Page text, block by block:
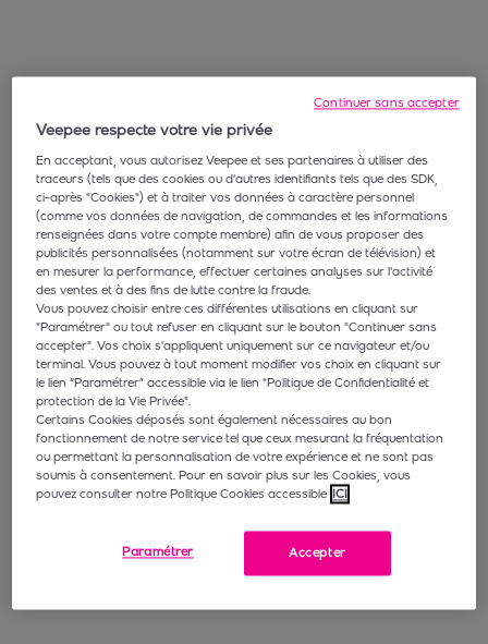
Veepee respecte votre vie privée
En acceptant, vous autorisez Veepee et ses partenaires à utiliser des
traceurs (tels que des cookies ou d'autres identifiants tels que des SDK,
ci-après "Cookies") et à traiter vos données à caractère personnel
(comme vos données de navigation, de commandes et les informations
renseignées dans votre compte membre) afin de vous proposer des
publicités personnalisées (notamment sur votre écran de télévision) et
en mesurer la performance, effectuer certaines analyses sur l'activité
des ventes et à des fins de lutte contre la fraude.
Vous pouvez choisir entre ces différentes utilisations en cliquant sur
"Paramétrer" ou tout refuser en cliquant sur le bouton "Continuer sans
accepter". Vos choix s'appliquent uniquement sur ce navigateur et/ou
terminal. Vous pouvez à tout moment modifier vos choix en cliquant sur
le lien “Paramétrer” accessible via le lien "Politique de Confidentialité et
protection de la Vie Privée".
Certains Cookies déposés sont également nécessaires au bon
fonctionnement de notre service tel que ceux mesurant la fréquentation
ou permettant la personnalisation de votre expérience et ne sont pas
soumis à consentement. Pour en savoir plus sur les Cookies, vous
pouvez consulter notre Politique Cookies accessible ICI
Accepter
Paramétrer
Continuer sans accepter